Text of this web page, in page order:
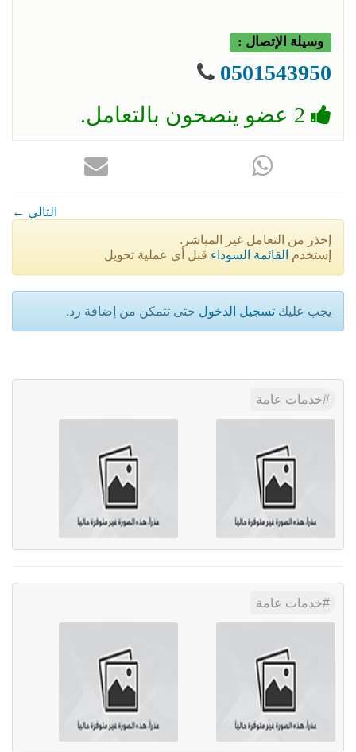
وسيلة الإتصال :
0501543950
← التالي
إحذر من التعامل غير المباشر.
إستخدم القائمة السوداء قبل أي عملية تحويل
يجب عليك تسجيل الدخول حتى تتمكن من إضافة رد.
خدمات عامة
خدمات عامة